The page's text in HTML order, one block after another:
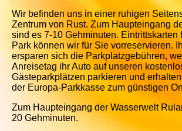
Wir befinden uns in einer ruhigen
Zentrum von Rust. Zum Haupteingang
sind es 7-10 Gehminuten. Eintrittskarten
Park können wir für Sie vorreservieren.
ersparen sich die Parkplatzgebühren,
Anreisetag ihr Auto auf unseren
Gästeparkplätzen parkieren und
der Europa-Parkkasse zum günstigen
Zum Haupteingang der Wasserwelt
20 Gehminuten.